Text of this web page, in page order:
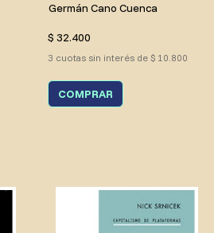
Germán Cano Cuenca
$ 32.400
3 cuotas sin interés de $ 10.800
COMPRAR